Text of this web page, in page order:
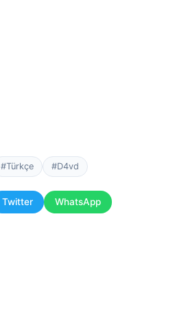
#Türkçe #D4vd
Twitter WhatsApp